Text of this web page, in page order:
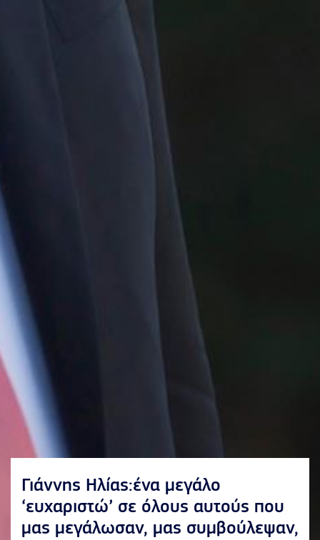
Γιάννης Ηλίας:ένα μεγάλο
‘ευχαριστώ’ σε όλους αυτούς που
μας μεγάλωσαν, μας συμβούλεψαν,